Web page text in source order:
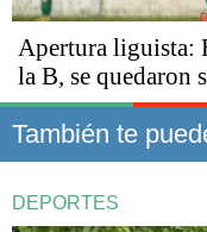
Apertura liguista:
la B, se quedaron
También te
DEPORTES